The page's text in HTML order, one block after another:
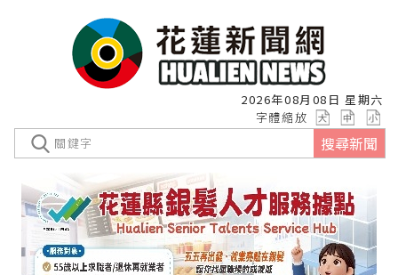
2026年08月08日 星期六
字體縮放
搜尋新聞